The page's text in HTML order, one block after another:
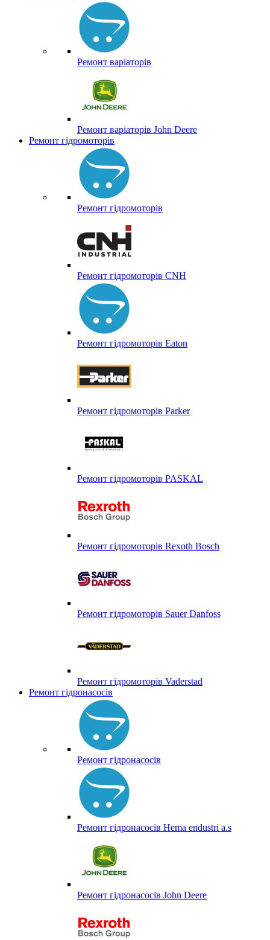
Ремонт варіаторів
Ремонт варіаторів John Deere
Ремонт гідромоторів
Ремонт гідромоторів
Ремонт гідромоторів CNH
Ремонт гідромоторів Eaton
Ремонт гідромоторів Parker
Ремонт гідромоторів PASKAL
Ремонт гідромоторів Rexoth Bosch
Ремонт гідромоторів Sauer Danfoss
Ремонт гідромоторів Vaderstad
Ремонт гідронасосів
Ремонт гідронасосів
Ремонт гідронасосів Hema endustri a.s
Ремонт гідронасосів John Deere